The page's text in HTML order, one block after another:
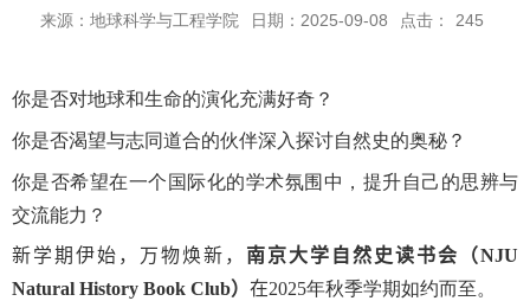
来源：地球科学与工程学院 日期：2025-09-08 点击： 245
你是否对地球和生命的演化充满好奇？
你是否渴望与志同道合的伙伴深入探讨自然史的奥秘？
你是否希望在一个国际化的学术氛围中，提升自己的思辨与
交流能力？
新学期伊始，万物焕新， 南京大学自然史读书会（NJU
Natural History Book Club） 在2025年秋季学期如约而至。